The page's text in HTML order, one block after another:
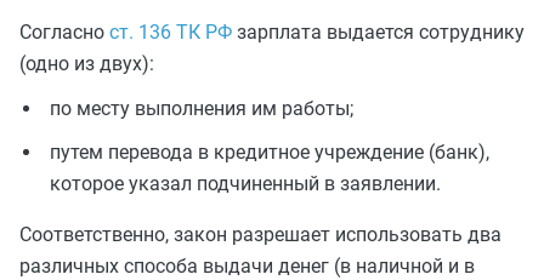
Согласно ст. 136 ТК РФ зарплата выдается сотруднику
(одно из двух):
по месту выполнения им работы;
путем перевода в кредитное учреждение (банк),
которое указал подчиненный в заявлении.
Соответственно, закон разрешает использовать два
различных способа выдачи денег (в наличной и в